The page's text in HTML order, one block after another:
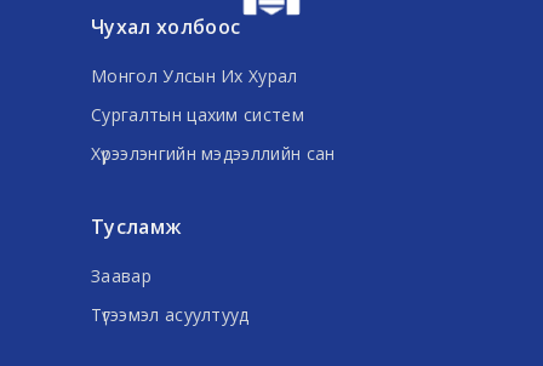
Чухал холбоос
Монгол Улсын Их Хурал
Сургалтын цахим систем
Хүрээлэнгийн мэдээллийн сан
Тусламж
Заавар
Түгээмэл асуултууд